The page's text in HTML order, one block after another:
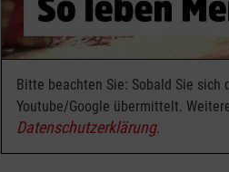
Bitte beachten Sie: Sobald Sie
Youtube/Google übermittelt.
Datenschutzerklärung.